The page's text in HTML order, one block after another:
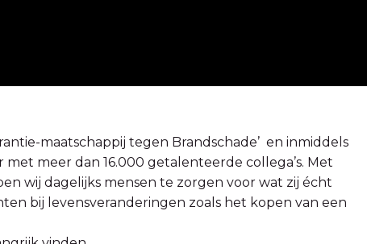
maatschappij tegen Brandschade’ en inmiddels
meer dan 16.000 getalenteerde collega’s. Met
wij dagelijks mensen te zorgen voor wat zij écht
bij levensveranderingen zoals het kopen van een